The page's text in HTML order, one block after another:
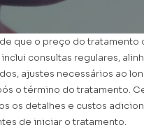
que o preço do tratamento
consultas regulares,
ajustes necessários ao
o término do tratamento.
os detalhes e custos
de iniciar o tratamento.